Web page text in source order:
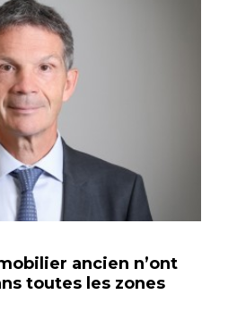
ancien n’ont
toutes les zones